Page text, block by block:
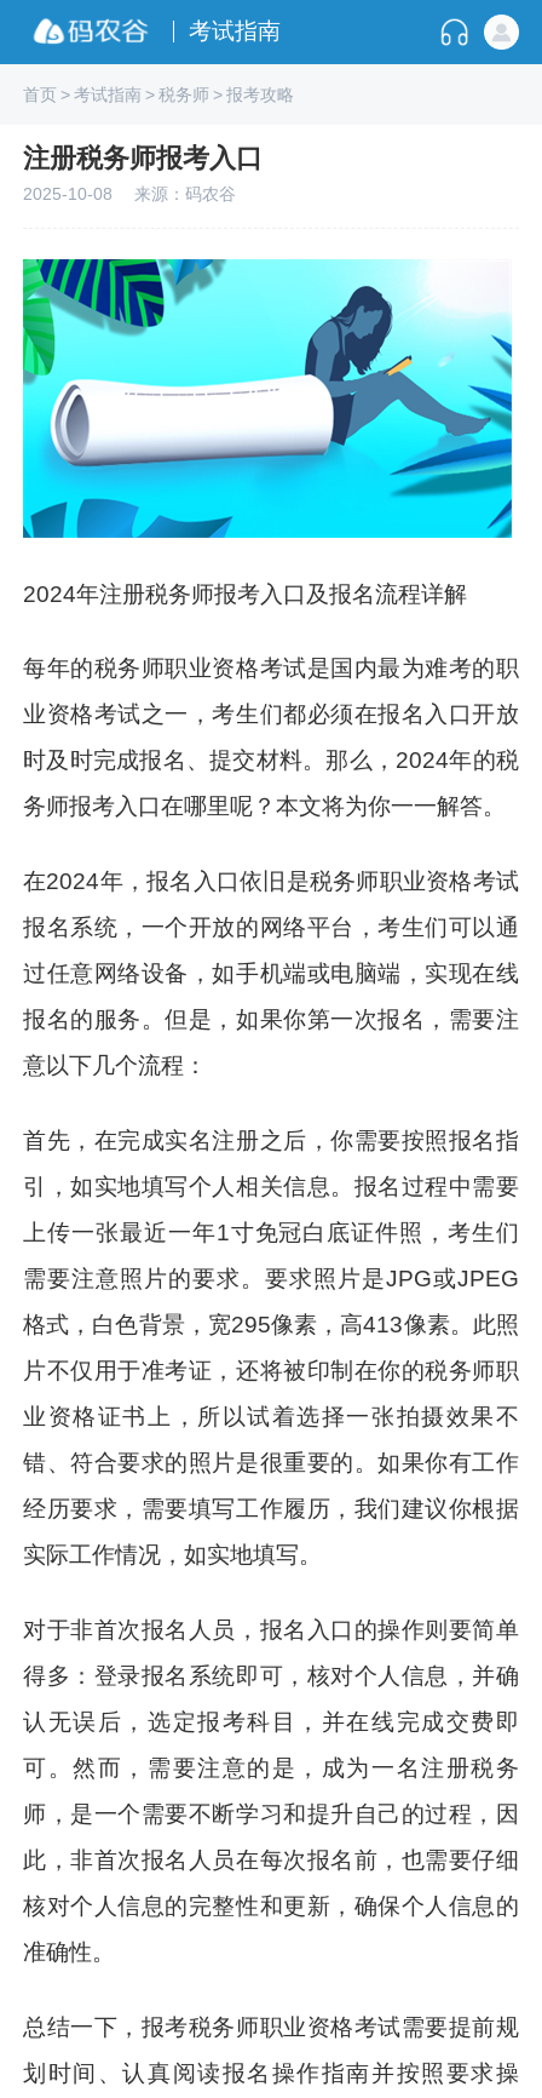
考试指南
首页>考试指南>税务师>报考攻略
注册税务师报考入口
2025-10-08 来源：码农谷
2024年注册税务师报考入口及报名流程详解
每年的税务师职业资格考试是国内最为难考的职
业资格考试之一，考生们都必须在报名入口开放
时及时完成报名、提交材料。那么，2024年的税
务师报考入口在哪里呢？本文将为你一一解答。
在2024年，报名入口依旧是税务师职业资格考试
报名系统，一个开放的网络平台，考生们可以通
过任意网络设备，如手机端或电脑端，实现在线
报名的服务。但是，如果你第一次报名，需要注
意以下几个流程：
首先，在完成实名注册之后，你需要按照报名指
引，如实地填写个人相关信息。报名过程中需要
上传一张最近一年1寸免冠白底证件照，考生们
需要注意照片的要求。要求照片是JPG或JPEG
格式，白色背景，宽295像素，高413像素。此照
片不仅用于准考证，还将被印制在你的税务师职
业资格证书上，所以试着选择一张拍摄效果不
错、符合要求的照片是很重要的。如果你有工作
经历要求，需要填写工作履历，我们建议你根据
实际工作情况，如实地填写。
对于非首次报名人员，报名入口的操作则要简单
得多：登录报名系统即可，核对个人信息，并确
认无误后，选定报考科目，并在线完成交费即
可。然而，需要注意的是，成为一名注册税务
师，是一个需要不断学习和提升自己的过程，因
此，非首次报名人员在每次报名前，也需要仔细
核对个人信息的完整性和更新，确保个人信息的
准确性。
总结一下，报考税务师职业资格考试需要提前规
划时间、认真阅读报名操作指南并按照要求操